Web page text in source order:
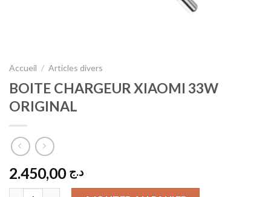
Accueil / Articles divers
BOITE CHARGEUR XIAOMI 33W
ORIGINAL
د.ج 2.450,00
quantité de BOITE CHARGEUR XIAOMI 33W ORIGINAL